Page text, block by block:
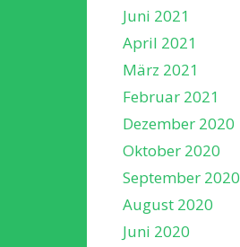
Juni 2021
April 2021
März 2021
Februar 2021
Dezember 2020
Oktober 2020
September 2020
August 2020
Juni 2020